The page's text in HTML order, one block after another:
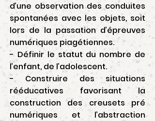
d’une observation des conduites
spontanées avec les objets, soit
lors de la passation d’épreuves
numériques piagétiennes.
- Définir le statut du nombre de
l’enfant, de l’adolescent.
- Construire des situations
rééducatives favorisant la
construction des creusets pré
numériques et l’abstraction